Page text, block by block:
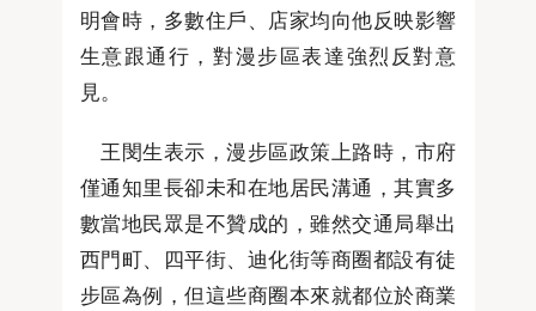
明會時，多數住戶、店家均向他反映影響
生意跟通行，對漫步區表達強烈反對意
見。
王閔生表示，漫步區政策上路時，市府
僅通知里長卻未和在地居民溝通，其實多
數當地民眾是不贊成的，雖然交通局舉出
西門町、四平街、迪化街等商圈都設有徒
步區為例，但這些商圈本來就都位於商業